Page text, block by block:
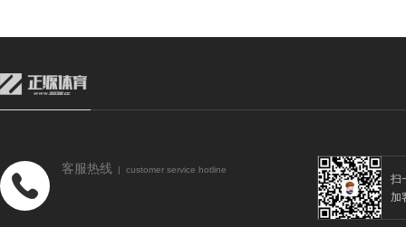
客服热线 | customer service hotline
扫
加